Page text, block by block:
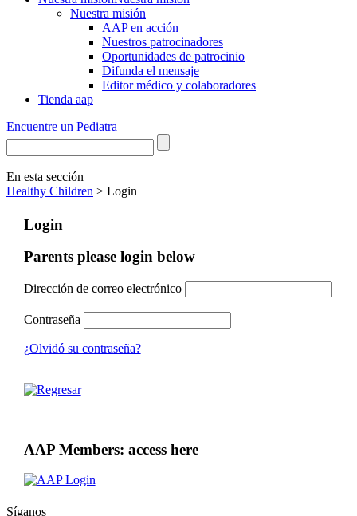
Nuestra misión
AAP en acción
Nuestros patrocinadores
Oportunidades de patrocinio
Difunda el mensaje
Editor médico y colaboradores
Tienda aap
Encuentre un Pediatra
En esta sección
Healthy Children > Login
Login
Parents please login below
Dirección de correo electrónico
Contraseña
¿Olvidó su contraseña?
AAP Members: access here
Síganos